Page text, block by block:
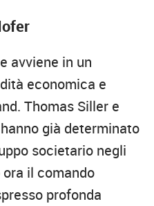
avviene in un
economica e
Thomas Siller e
già determinato
societario negli
il comando
profonda